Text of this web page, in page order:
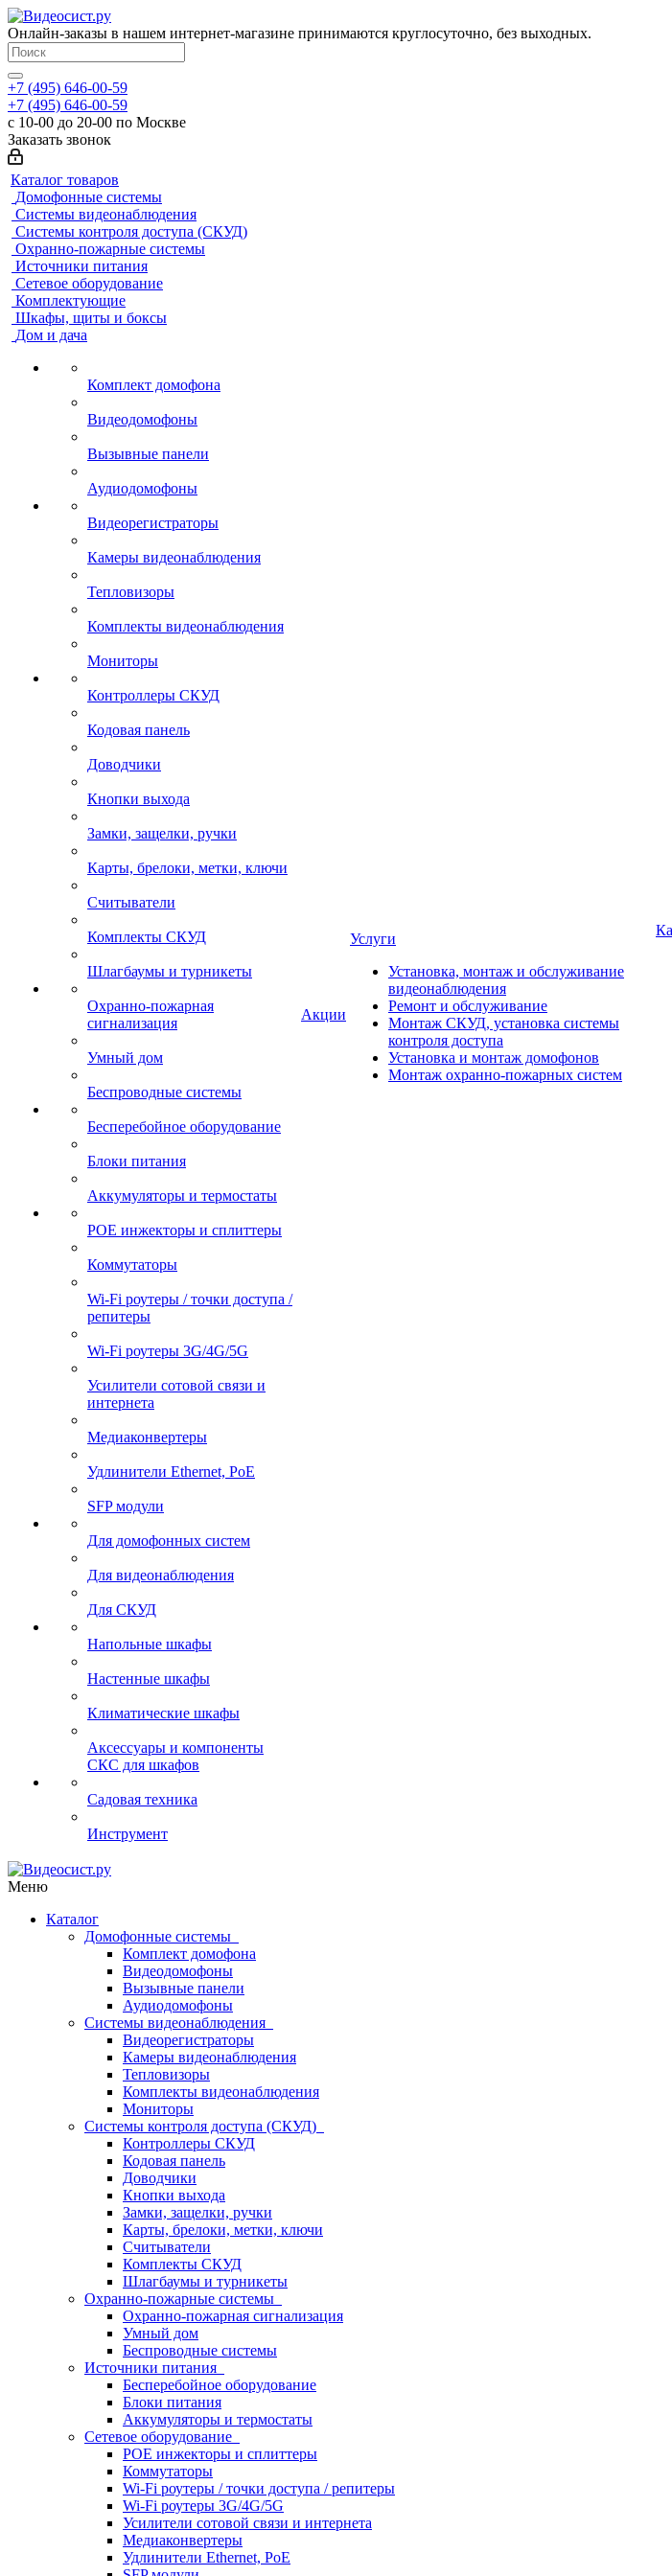
Онлайн-заказы в нашем интернет-магазине принимаются круглосуточно, без выходных.
+7 (495) 646-00-59
+7 (495) 646-00-59
с 10-00 до 20-00 по Москве
Заказать звонок
Каталог товаров
Домофонные системы
Системы видеонаблюдения
Системы контроля доступа (СКУД)
Охранно-пожарные системы
Источники питания
Сетевое оборудование
Комплектующие
Шкафы, щиты и боксы
Дом и дача
Комплект домофона
Видеодомофоны
Вызывные панели
Аудиодомофоны
Видеорегистраторы
Камеры видеонаблюдения
Тепловизоры
Комплекты видеонаблюдения
Мониторы
Контроллеры СКУД
Кодовая панель
Доводчики
Кнопки выхода
Замки, защелки, ручки
Карты, брелоки, метки, ключи
Считыватели
Комплекты СКУД
Шлагбаумы и турникеты
Охранно-пожарная
сигнализация
Умный дом
Беспроводные системы
Бесперебойное оборудование
Блоки питания
Аккумуляторы и термостаты
POE инжекторы и сплиттеры
Коммутаторы
Wi-Fi роутеры / точки доступа /
репитеры
Wi-Fi роутеры 3G/4G/5G
Усилители сотовой связи и
интернета
Медиаконвертеры
Удлинители Ethernet, PoE
SFP модули
Для домофонных систем
Для видеонаблюдения
Для СКУД
Напольные шкафы
Настенные шкафы
Климатические шкафы
Аксессуары и компоненты
СКС для шкафов
Садовая техника
Инструмент
Акции
Услуги
Установка, монтаж и обслуживание
видеонаблюдения
Ремонт и обслуживание
Монтаж СКУД, установка системы
контроля доступа
Установка и монтаж домофонов
Монтаж охранно-пожарных систем
Меню
Каталог
Домофонные системы
Комплект домофона
Видеодомофоны
Вызывные панели
Аудиодомофоны
Системы видеонаблюдения
Видеорегистраторы
Камеры видеонаблюдения
Тепловизоры
Комплекты видеонаблюдения
Мониторы
Системы контроля доступа (СКУД)
Контроллеры СКУД
Кодовая панель
Доводчики
Кнопки выхода
Замки, защелки, ручки
Карты, брелоки, метки, ключи
Считыватели
Комплекты СКУД
Шлагбаумы и турникеты
Охранно-пожарные системы
Охранно-пожарная сигнализация
Умный дом
Беспроводные системы
Источники питания
Бесперебойное оборудование
Блоки питания
Аккумуляторы и термостаты
Сетевое оборудование
POE инжекторы и сплиттеры
Коммутаторы
Wi-Fi роутеры / точки доступа / репитеры
Wi-Fi роутеры 3G/4G/5G
Усилители сотовой связи и интернета
Медиаконвертеры
Удлинители Ethernet, PoE